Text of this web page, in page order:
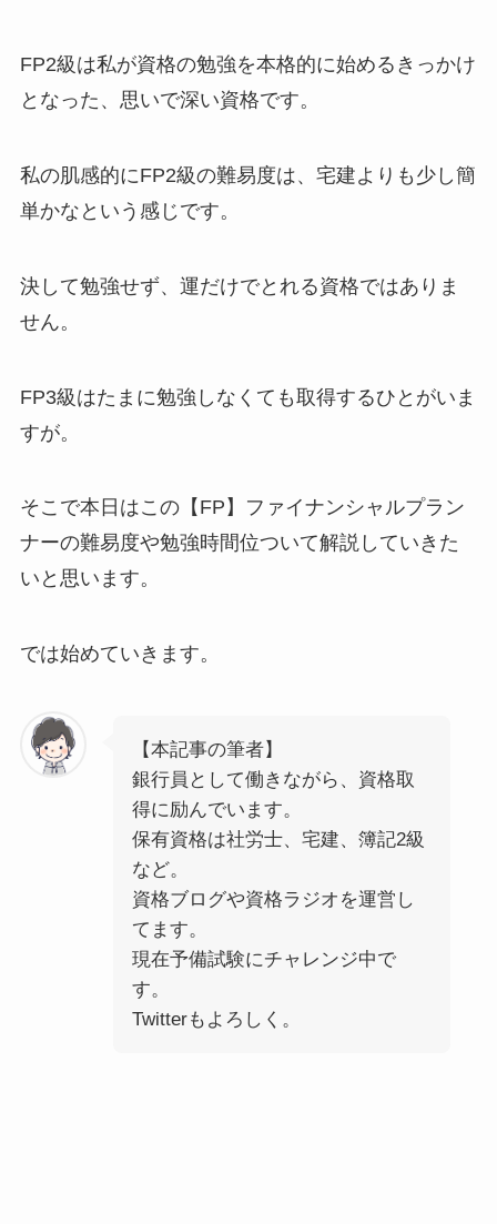
FP2級は私が資格の勉強を本格的に始めるきっかけ
となった、思いで深い資格です。
私の肌感的にFP2級の難易度は、宅建よりも少し簡
単かなという感じです。
決して勉強せず、運だけでとれる資格ではありま
せん。
FP3級はたまに勉強しなくても取得するひとがいま
すが。
そこで本日はこの【FP】ファイナンシャルプラン
ナーの難易度や勉強時間位ついて解説していきた
いと思います。
では始めていきます。
【本記事の筆者】
銀行員として働きながら、資格取
得に励んでいます。
保有資格は社労士、宅建、簿記2級
など。
資格ブログや資格ラジオを運営し
てます。
現在予備試験にチャレンジ中で
す。
Twitterもよろしく。